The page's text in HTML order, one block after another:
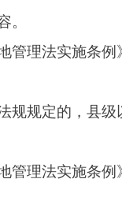
苗等的补偿费用、社
文件。）